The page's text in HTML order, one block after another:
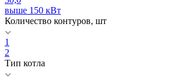
выше 150 кВт
Количество контуров, шт
1
2
Тип котла